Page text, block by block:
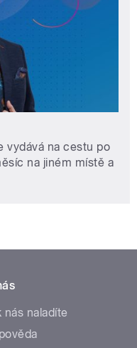
vydává na cestu po
na jiném místě a
nás naladíte